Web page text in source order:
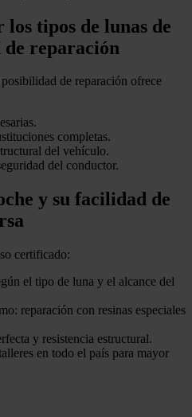
los tipos de lunas de
de reparación
de reparación ofrece
completas.
del vehículo.
del conductor.
y su facilidad de
certificado:
el tipo de luna y el alcance del
reparación con resinas especiales
y resistencia estructural.
en todo el país para mayor